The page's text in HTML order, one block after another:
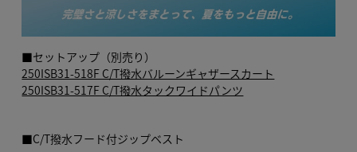
■セットアップ（別売り）
250ISB31-518F C/T撥水バルーンギャザースカート
250ISB31-517F C/T撥水タックワイドパンツ
■C/T撥水フード付ジップベスト